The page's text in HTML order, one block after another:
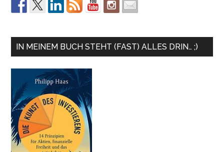
IN MEINEM BUCH STEHT (FAST) ALLES DRIN… ;)